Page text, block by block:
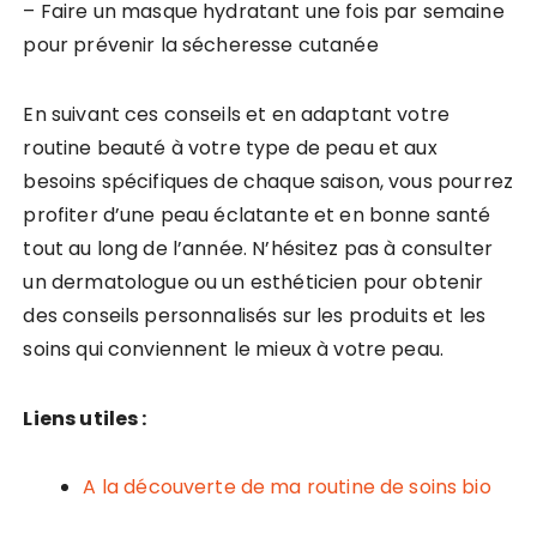
– Faire un masque hydratant une fois par semaine
pour prévenir la sécheresse cutanée
En suivant ces conseils et en adaptant votre
routine beauté à votre type de peau et aux
besoins spécifiques de chaque saison, vous pourrez
profiter d’une peau éclatante et en bonne santé
tout au long de l’année. N’hésitez pas à consulter
un dermatologue ou un esthéticien pour obtenir
des conseils personnalisés sur les produits et les
soins qui conviennent le mieux à votre peau.
Liens utiles :
A la découverte de ma routine de soins bio